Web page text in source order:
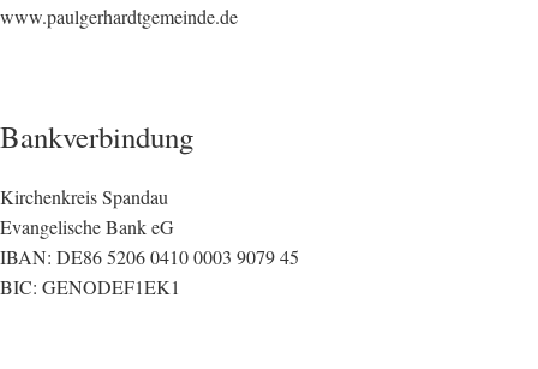
www.paulgerhardtgemeinde.de
Bankverbindung
Kirchenkreis Spandau
Evangelische Bank eG
IBAN: DE86 5206 0410 0003 9079 45
BIC: GENODEF1EK1